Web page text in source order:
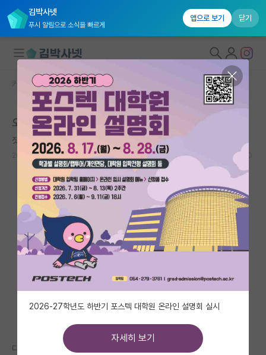
김박사넷
푸시 알림으로 소식을 빠르게
앱으로 보기 닫기
대학원생 모집
국내대학원 정보
연구실&오픈랩
커뮤니티
커뮤니티 홈
전체글보기
베스트 게시판
IF 명예의전당
자유 게시판(아무개랩)
미국 유학 게시판
미국 대학원 합격 후기 게시판
커뮤니티 홈 자유 게시판(아무개랩)
오늘 카이 ai 면접 보신분들 계신가요
짓궂은 미셸 푸코
2026.05.19 12 1749
다들 어떠셨나요?? ㅠㅠ
2026-27학년도 하반기 포스텍 대학원 온라인 설명회 실시
자세히 보기